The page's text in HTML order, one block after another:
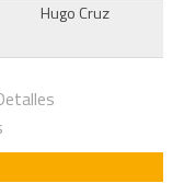
Hugo Cruz